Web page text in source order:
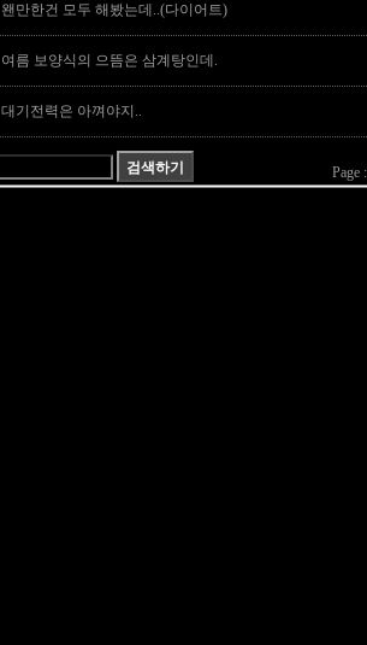
왠만한건 모두 해봤는데..(다이어트)
여름 보양식의 으뜸은 삼계탕인데.
대기전력은 아껴야지..
Page